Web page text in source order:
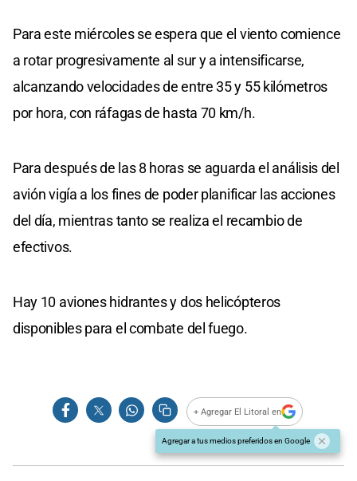
Para este miércoles se espera que el viento comience
a rotar progresivamente al sur y a intensificarse,
alcanzando velocidades de entre 35 y 55 kilómetros
por hora, con ráfagas de hasta 70 km/h.
Para después de las 8 horas se aguarda el análisis del
avión vigía a los fines de poder planificar las acciones
del día, mientras tanto se realiza el recambio de
efectivos.
Hay 10 aviones hidrantes y dos helicópteros
disponibles para el combate del fuego.
+ Agregar El Litoral en
Agregar a tus medios preferidos en Google